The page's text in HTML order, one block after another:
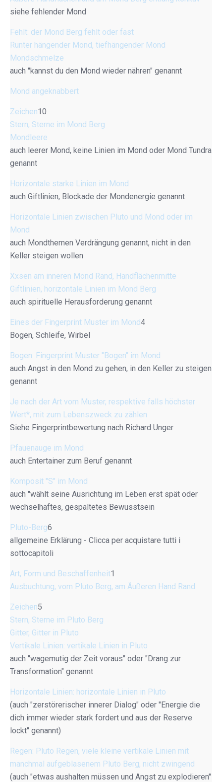
siehe fehlender Mond
Fehlt: der Mond Berg fehlt oder fast
Runter hängender Mond, tiefhängender Mond
Mondschmelze
auch "kannst du den Mond wieder nähren" genannt
Mond angeknabbert
Zeichen10
Stern, Sterne im Mond Berg
Mondleere
auch leerer Mond, keine Linien im Mond oder Mond Tundra
genannt
Horizontale starke Linien im Mond
auch Giftlinien, Blockade der Mondenergie genannt
Horizontale Linien zwischen Pluto und Mond oder im
Mond
auch Mondthemen Verdrängung genannt, nicht in den
Keller steigen wollen
Xxsen am inneren Mond Rand, Handflächenmitte
Giftlinien, horizontale Linien im Mond Berg
auch spirituelle Herausforderung genannt
Eines der Fingerprint Muster im Mond4
Bogen, Schleife, Wirbel
Bogen: Fingerprint Muster "Bogen" im Mond
auch Angst in den Mond zu gehen, in den Keller zu steigen
genannt
Je nach der Art vom Muster, respektive falls höchster
Wert*, mit zum Lebenszweck zu zählen
Siehe Fingerprintbewertung nach Richard Unger
Pfauenauge im Mond
auch Entertainer zum Beruf genannt
Komposit "S" im Mond
auch "wählt seine Ausrichtung im Leben erst spät oder
wechselhaftes, gespaltetes Bewusstsein
Pluto-Berg6
allgemeine Erklärung - Clicca per acquistare tutti i
sottocapitoli
Art, Form und Beschaffenheit1
Ausbuchtung, vom Pluto Berg, am Äußeren Hand Rand
Zeichen5
Stern, Sterne im Pluto Berg
Gitter, Gitter in Pluto
Vertikale Linien: vertikale Linien in Pluto
auch "wagemutig der Zeit voraus" oder "Drang zur
Transformation" genannt
Horizontale Linien: horizontale Linien in Pluto
(auch "zerstörerischer innerer Dialog" oder "Energie die
dich immer wieder stark fordert und aus der Reserve
lockt" genannt)
Regen: Pluto Regen, viele kleine vertikale Linien mit
manchmal aufgeblasenem Pluto Berg, nicht zwingend
(auch "etwas aushalten müssen und Angst zu explodieren"